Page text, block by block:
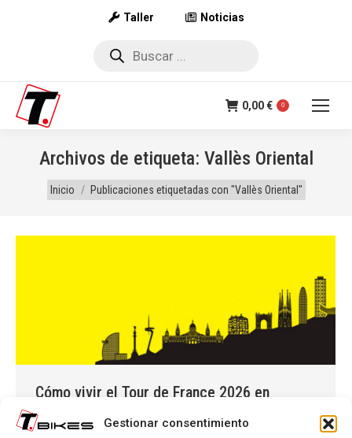
Gestionar consentimiento
Taller Noticias
Búsqueda
0,00€ 0
Archivos de etiqueta: Vallès Oriental
Estás aquí:
Inicio Publicaciones etiquetadas con "Vallès Oriental"
Cómo vivir el Tour de France 2026 en
Barcelona y el Vallès Oriental